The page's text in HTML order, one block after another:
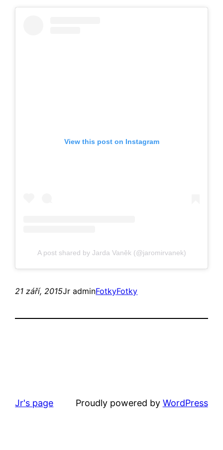
View this post on Instagram
A post shared by Jarda Vaněk (@jaromirvanek)
21 září, 2015Jr adminFotkyFotky
Jr's page Proudly powered by WordPress